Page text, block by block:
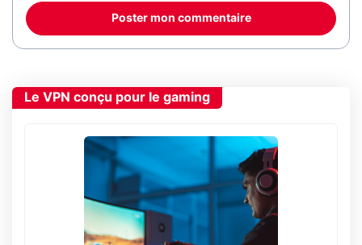
Poster mon commentaire
Le VPN conçu pour le gaming